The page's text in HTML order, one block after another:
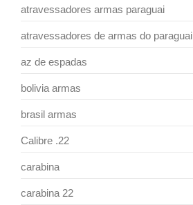
atravessadores armas paraguai
atravessadores de armas do paraguai
az de espadas
bolivia armas
brasil armas
Calibre .22
carabina
carabina 22